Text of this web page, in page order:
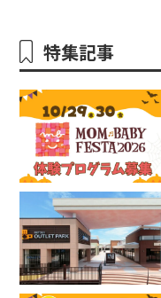
特集記事